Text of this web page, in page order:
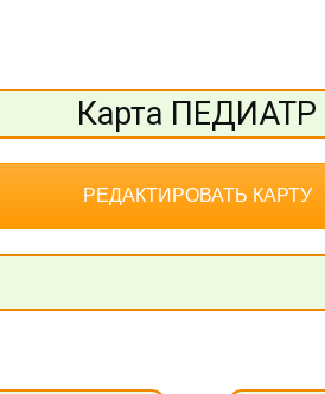
Карта ПЕДИАТР
РЕДАКТИРОВАТЬ КАРТУ